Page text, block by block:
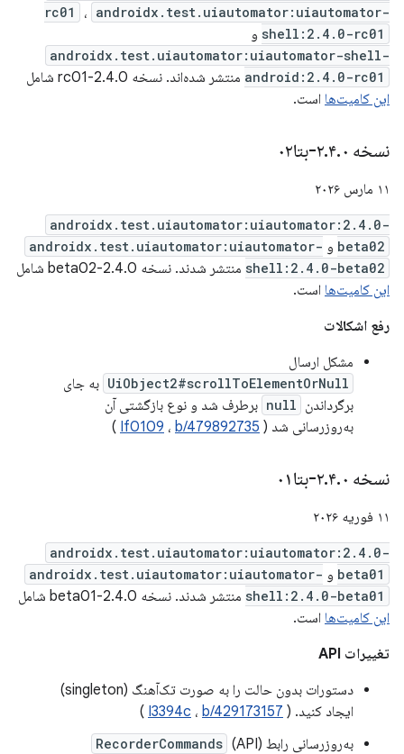
rc01
، androidx.test.uiautomator:uiautomator-
shell:2.4.0-rc01 و
androidx.test.uiautomator:uiautomator-shell-
android:2.4.0-rc01 منتشر شده‌اند. نسخه 2.4.0-rc01 شامل
این کامیت‌ها است.
نسخه ۲ .۴.۰-بتا۰۲
۱۱ مارس ۲۰۲۶
androidx.test.uiautomator:uiautomator:2.4.0-
beta02 و androidx.test.uiautomator:uiautomator-
shell:2.4.0-beta02 منتشر شدند. نسخه 2.4.0-beta02 شامل
این کامیت‌ها است.
رفع اشکالات
مشکل ارسال
UiObject2#scrollToElementOrNull به جای
برگرداندن null برطرف شد و نوع بازگشتی آن
به‌روزرسانی شد (
If0109 ، b/479892735
)
نسخه ۲ .۴.۰-بتا۰۱
۱۱ فوریه ۲۰۲۶
androidx.test.uiautomator:uiautomator:2.4.0-
beta01 و androidx.test.uiautomator:uiautomator-
shell:2.4.0-beta01 منتشر شدند. نسخه 2.4.0-beta01 شامل
این کامیت‌ها است.
تغییرات API
دستورات بدون حالت را به صورت تک‌آهنگ (singleton)
ایجاد کنید. (
I3394c ، b/429173157
)
به‌روزرسانی رابط
RecorderCommands (API)